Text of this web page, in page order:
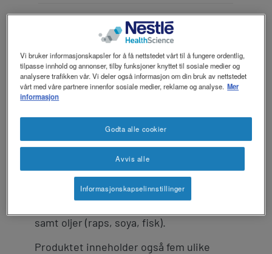
v2
Energi- og proteinrik
sondeernæring med
ingredienser fra nøye
utvalgte råvarer
Mix Protein er en
næringsmessig komplett sondeernæring
fra 15 år, med ingredienser fra nøye
utvalgte råvarer, som rehydrert
kyllingkjøtt, rehydrerte grønnsaker,
samt oljer (raps, soya, fisk).
Produktet inneholder også fem ulike
Vi bruker informasjonskapsler for å få nettstedet vårt til å fungere ordentlig,
tilpasse innhold og annonser, tilby funksjoner knyttet til sosiale medier og
analysere trafikken vår. Vi deler også informasjon om din bruk av nettstedet
vårt med våre partnere innenfor sosiale medier, reklame og analyse. Mer
informasjon
Avvis alle
Godta alle cookier
Informasjonskapselinnstillinger